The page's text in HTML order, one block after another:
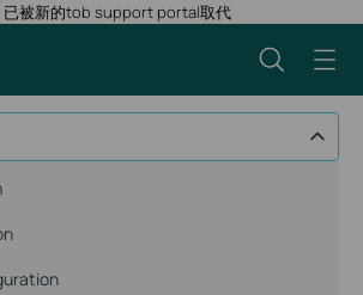
已被新的tob support portal取代